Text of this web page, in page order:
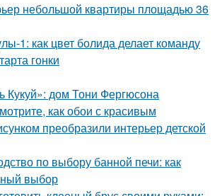
небольшой квартиры площадью 36
1: как цвет болида делает команду
гонки
Кукуй»: дом Тони Фергюсона
как обои с красивым
преобразили интерьер детской
по выбору банной печи: как
выбор